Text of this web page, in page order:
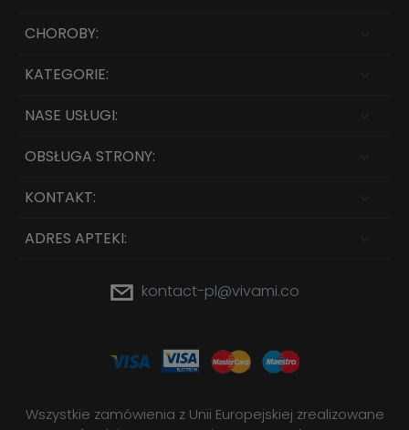
CHOROBY:
KATEGORIE:
NASE USŁUGI:
OBSŁUGA STRONY:
KONTAKT:
ADRES APTEKI:
kontact-pl@vivami.co
Wszystkie zamówienia z Unii Europejskiej zrealizowane